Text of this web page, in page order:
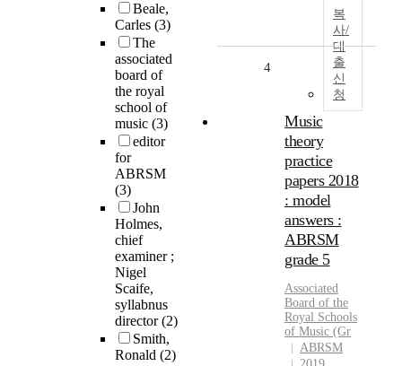
Beale,
Carles (3)
The
associated
board of
the royal
school of
music (3)
editor
for
ABRSM
(3)
John
Holmes,
chief
examiner ;
Nigel
Scaife,
syllabnus
director(2)
Smith,
Ronald (2)
복
사/
대
출
신
청
4
Music
theory
practice
papers 2018
: model
answers :
ABRSM
grade 5
Associated
Board of the
Royal Schools
of Music (Gr
ABRSM